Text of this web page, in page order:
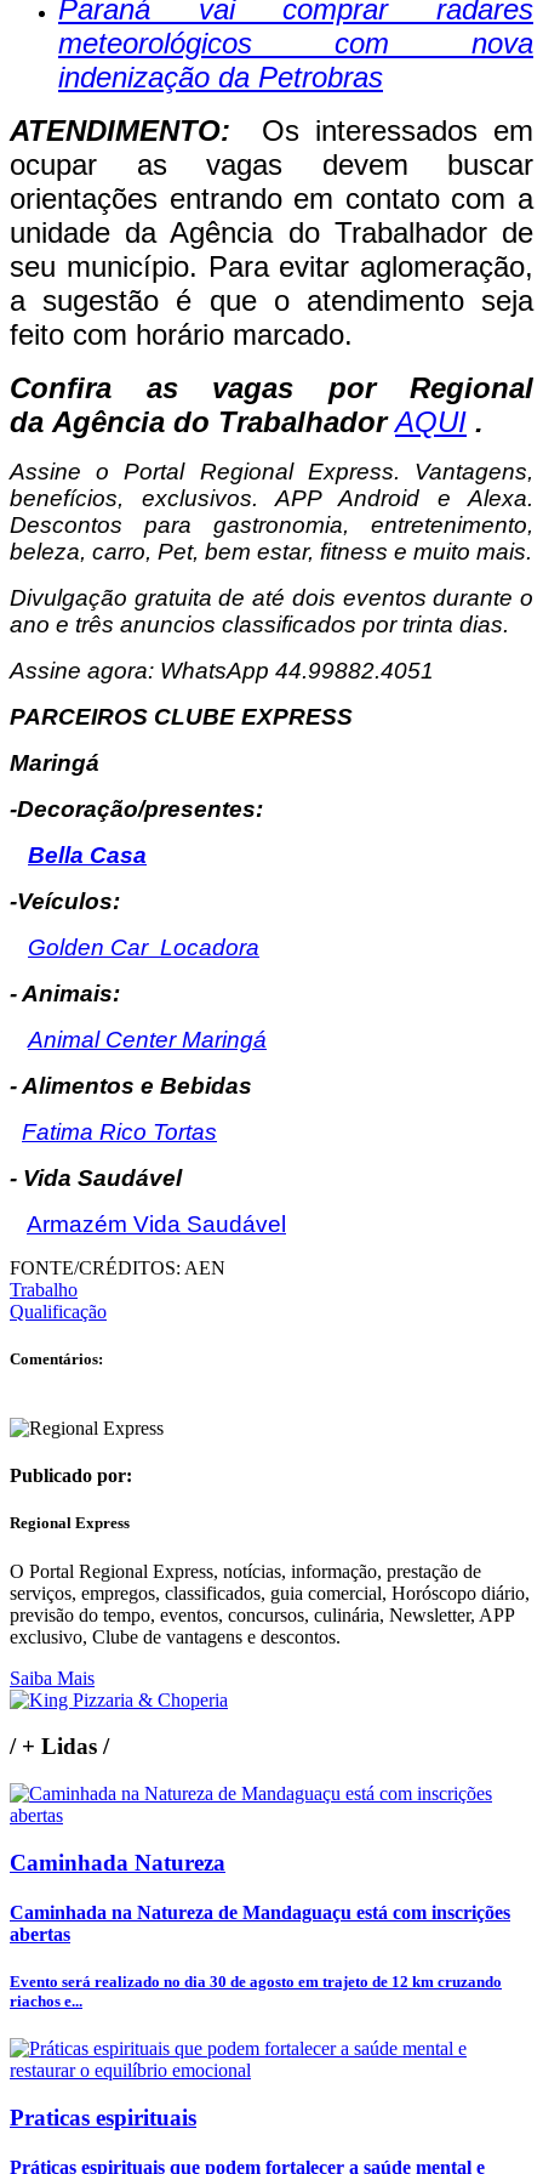
Paraná vai comprar radares
meteorológicos com nova
indenização da Petrobras
ATENDIMENTO: Os interessados em
ocupar as vagas devem buscar
orientações entrando em contato com a
unidade da Agência do Trabalhador de
seu município. Para evitar aglomeração,
a sugestão é que o atendimento seja
feito com horário marcado.
Confira as vagas por Regional
da Agência do TrabalhadorAQUI .
Assine oPortal Regional Express. Vantagens,
benefícios, exclusivos. APP Android e Alexa.
Descontos para gastronomia, entretenimento,
beleza, carro, Pet, bem estar, fitness e muito mais.
Divulgação gratuita de até dois eventos durante o
ano e três anuncios classificados por trinta dias.
Assine agora: WhatsApp 44.99882.4051
PARCEIROS CLUBE EXPRESS
Maringá
-Decoração/presentes:
Bella Casa
-Veículos:
Golden Car Locadora
- Animais:
Animal Center Maringá
- Alimentos e Bebidas
Fatima Rico Tortas
- Vida Saudável
Armazém Vida Saudável
FONTE/CRÉDITOS: AEN
Trabalho
Qualificação
Comentários:
Publicado por:
Regional Express
O Portal Regional Express, notícias, informação, prestação de
serviços, empregos, classificados, guia comercial, Horóscopo diário,
previsão do tempo, eventos, concursos, culinária, Newsletter, APP
exclusivo, Clube de vantagens e descontos.
Saiba Mais
/+ Lidas /
Caminhada Natureza
Caminhada na Natureza de Mandaguaçu está com inscrições
abertas
Evento será realizado no dia 30 de agosto em trajeto de 12 km cruzando
riachos e...
Praticas espirituais
Práticas espirituais que podem fortalecer a saúde mental e